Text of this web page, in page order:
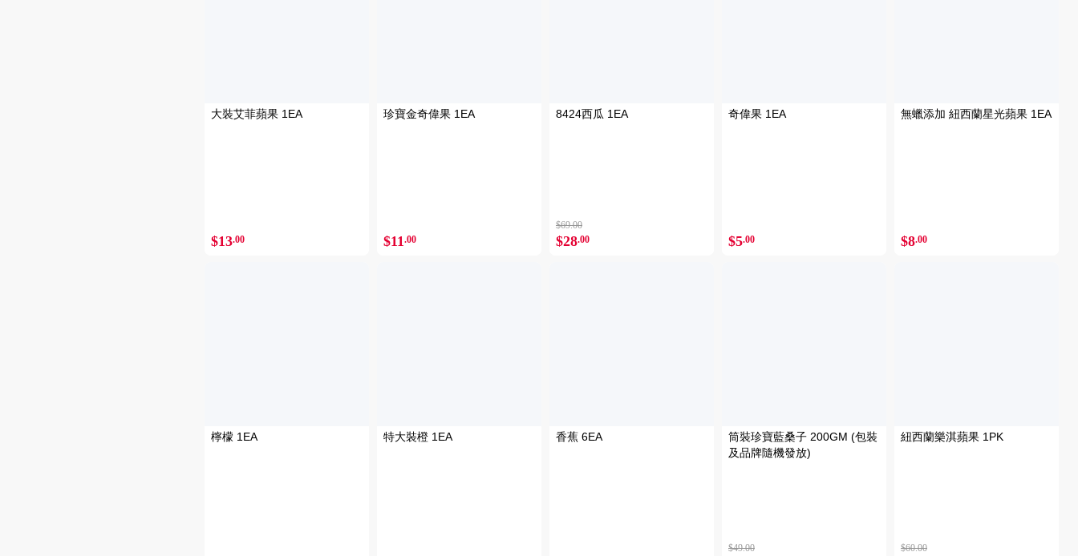
大裝艾菲蘋果 1EA
$13.00
珍寶金奇偉果 1EA
$11.00
8424西瓜 1EA
$69.00
$28.00
奇偉果 1EA
$5.00
無蠟添加 紐西蘭星光蘋果 1EA
$8.00
檸檬 1EA 特大裝橙 1EA 香蕉 6EA
筒裝珍寶藍桑子 200GM (包裝
及品牌隨機發放)
$49.00
紐西蘭樂淇蘋果 1PK
$60.00